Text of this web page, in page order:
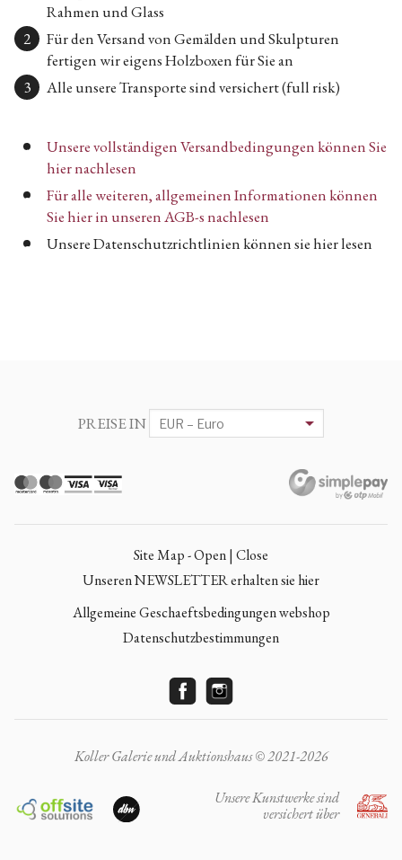
Rahmen und Glass
Für den Versand von Gemälden und Skulpturen
fertigen wir eigens Holzboxen für Sie an
Alle unsere Transporte sind versichert (full risk)
Unsere vollständigen Versandbedingungen können Sie
hier nachlesen
Für alle weiteren, allgemeinen Informationen können
Sie hier in unseren AGB-s nachlesen
Unsere Datenschutzrichtlinien können sie hier lesen
PREISE IN
Site Map - Open | Close
Unseren NEWSLETTER erhalten sie hier
Allgemeine Geschaeftsbedingungen webshop
Datenschutzbestimmungen
Koller Galerie und Auktionshaus © 2021-2026
Unsere Kunstwerke sind
versichert über